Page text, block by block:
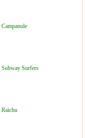
Campanule
Subway Surfers
Raichu